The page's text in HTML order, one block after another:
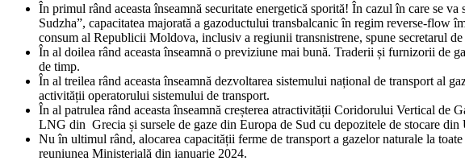
În primul rând aceasta înseamnă securitate energetică sporită! În cazul în care se
Sudzha”, capacitatea majorată a gazoductului transbalcanic în regim reverse-flow
consum al Republicii Moldova, inclusiv a regiunii transnistrene, spune secretarul
În al doilea rând aceasta înseamnă o previziune mai bună. Traderii și furnizorii de
de timp.
În al treilea rând aceasta înseamnă dezvoltarea sistemului național de transport al
activității operatorului sistemului de transport.
În al patrulea rând aceasta înseamnă creșterea atractivității Coridorului Vertical
LNG din Grecia și sursele de gaze din Europa de Sud cu depozitele de stocare din
Nu în ultimul rând, alocarea capacității ferme de transport a gazelor naturale la
reuniunea Ministerială din ianuarie 2024.